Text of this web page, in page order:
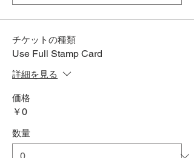
チケットの種類
Use Full Stamp Card
詳細を見る
価格
￥0
数量